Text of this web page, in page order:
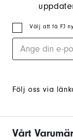
Välj att få FJ
Följ oss via
Vårt